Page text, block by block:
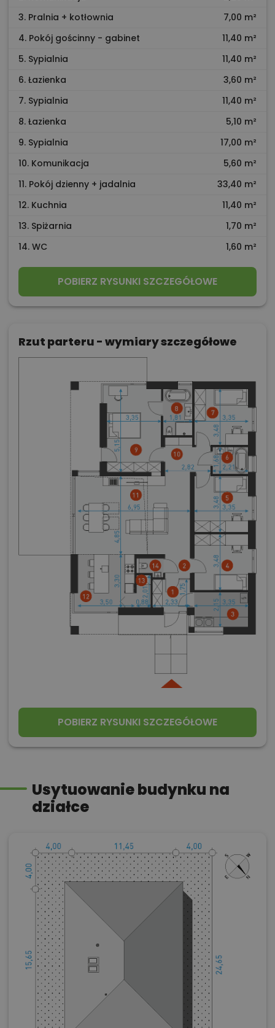
3. Pralnia + kotłownia
7,00 m²
4. Pokój gościnny - gabinet
11,40 m²
5. Sypialnia
11,40 m²
6. Łazienka
3,60 m²
7. Sypialnia
11,40 m²
8. Łazienka
5,10 m²
9. Sypialnia
17,00 m²
10. Komunikacja
5,60 m²
11. Pokój dzienny + jadalnia
33,40 m²
12. Kuchnia
11,40 m²
13. Spiżarnia
1,70 m²
14. WC
1,60 m²
POBIERZ RYSUNKI SZCZEGÓŁOWE
Rzut parteru - wymiary szczegółowe
POBIERZ RYSUNKI SZCZEGÓŁOWE
Usytuowanie budynku na
działce